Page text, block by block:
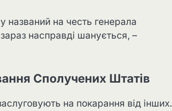
названий на честь генерала
насправді шанується, –
Сполучених Штатів
на покарання від інших.